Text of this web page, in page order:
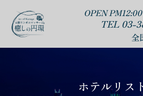
OPEN
TEL 03-
全
ホテルリス